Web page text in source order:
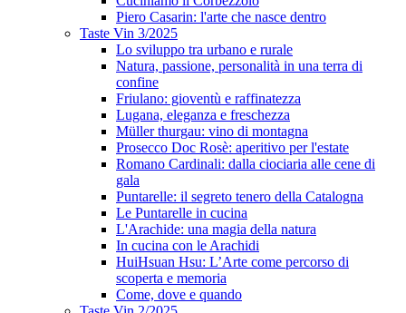
Piero Casarin: l'arte che nasce dentro
Taste Vin 3/2025
Lo sviluppo tra urbano e rurale
Natura, passione, personalità in una terra di
confine
Friulano: gioventù e raffinatezza
Lugana, eleganza e freschezza
Müller thurgau: vino di montagna
Prosecco Doc Rosè: aperitivo per l'estate
Romano Cardinali: dalla ciociaria alle cene di
gala
Puntarelle: il segreto tenero della Catalogna
Le Puntarelle in cucina
L'Arachide: una magia della natura
In cucina con le Arachidi
HuiHsuan Hsu: L’Arte come percorso di
scoperta e memoria
Come, dove e quando